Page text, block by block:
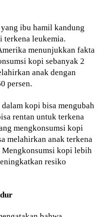
ibu hamil kandung
terkena leukemia.
menunjukkan fakta
kopi sebanyak 2
anak dengan
persen.
kopi bisa mengubah
rentan untuk terkena
mengkonsumsi kopi
melahirkan anak terkena
Mengkonsumsi kopi lebih
resiko